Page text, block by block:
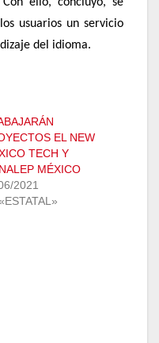
ello, concluyó, se
usuarios un servicio
del idioma.
EL NEW
TECH Y
MÉXICO
2021